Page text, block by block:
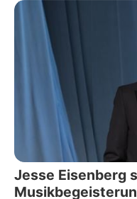
Jesse Eisenberg